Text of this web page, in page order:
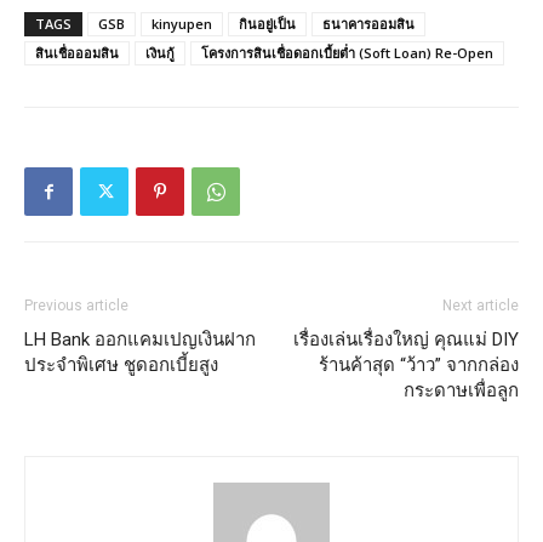
TAGS GSB kinyupen กินอยู่เป็น
ธนาคารออมสิน
สินเชื่อออมสิน
เงินกู้ โครงการสินเชื่อดอกเบี้ยต่ำ (Soft Loan) Re-Open
Previous article
LH Bank ออกแคมเปญเงินฝาก
ประจำพิเศษ ชูดอกเบี้ยสูง
Next article
เรื่องเล่นเรื่องใหญ่ คุณแม่ DIY
ร้านค้าสุด “ว้าว” จากกล่อง
กระดาษเพื่อลูก